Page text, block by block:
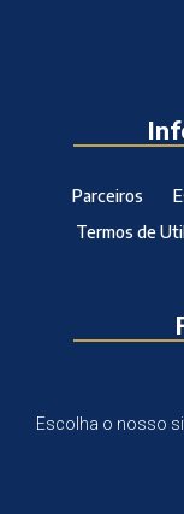
Parceiros
Termos de
Escolha o nosso